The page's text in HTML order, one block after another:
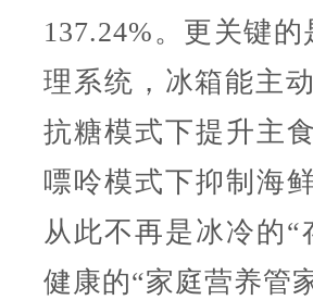
137.24%。更关键
理系统，冰箱能主
抗糖模式下提升主
嘌呤模式下抑制海
从此不再是冰冷的
健康的“家庭营养管家